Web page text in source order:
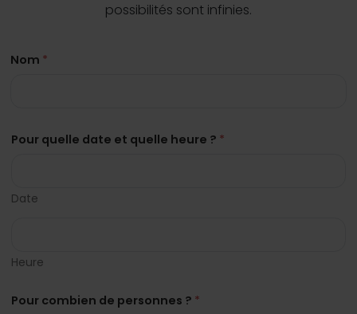
possibilités sont infinies.
Nom *
Pour quelle date et quelle heure ? *
Date
Heure
Pour combien de personnes ? *